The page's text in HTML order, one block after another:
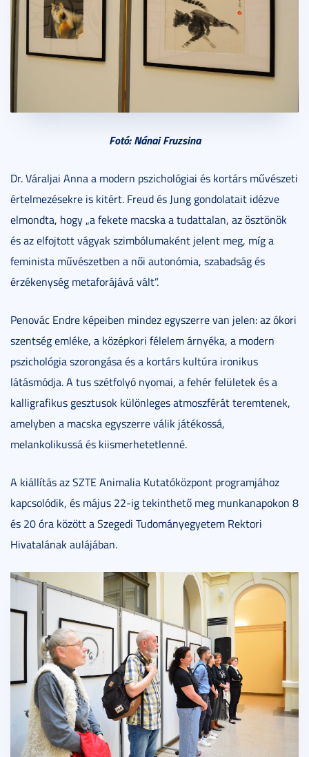
Fotó: Nánai Fruzsina
Dr. Váraljai Anna a modern pszichológiai és kortárs művészeti
értelmezésekre is kitért. Freud és Jung gondolatait idézve
elmondta, hogy „a fekete macska a tudattalan, az ösztönök
és az elfojtott vágyak szimbólumaként jelent meg, míg a
feminista művészetben a női autonómia, szabadság és
érzékenység metaforájává vált”.
Penovác Endre képeiben mindez egyszerre van jelen: az ókori
szentség emléke, a középkori félelem árnyéka, a modern
pszichológia szorongása és a kortárs kultúra ironikus
látásmódja. A tus szétfolyó nyomai, a fehér felületek és a
kalligrafikus gesztusok különleges atmoszférát teremtenek,
amelyben a macska egyszerre válik játékossá,
melankolikussá és kiismerhetetlenné.
A kiállítás az SZTE Animalia Kutatóközpont programjához
kapcsolódik, és május 22-ig tekinthető meg munkanapokon 8
és 20 óra között a Szegedi Tudományegyetem Rektori
Hivatalának aulájában.